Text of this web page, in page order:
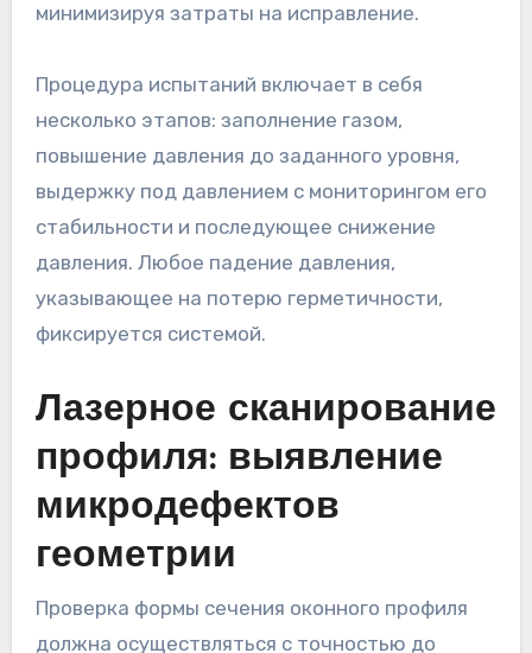
минимизируя затраты на исправление.
Процедура испытаний включает в себя
несколько этапов: заполнение газом,
повышение давления до заданного уровня,
выдержку под давлением с мониторингом его
стабильности и последующее снижение
давления. Любое падение давления,
указывающее на потерю герметичности,
фиксируется системой.
Лазерное сканирование
профиля: выявление
микродефектов
геометрии
Проверка формы сечения оконного профиля
должна осуществляться с точностью до